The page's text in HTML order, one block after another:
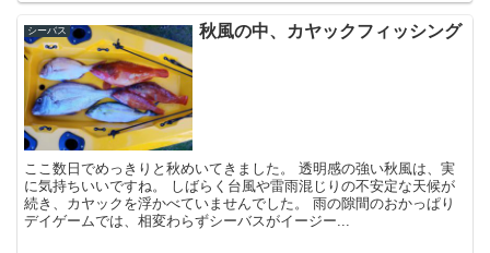
シーバス 秋風の中、カヤックフィッシング
ここ数日でめっきりと秋めいてきました。 透明感の強い秋風は、実
に気持ちいいですね。 しばらく台風や雷雨混じりの不安定な天候が
続き、カヤックを浮かべていませんでした。 雨の隙間のおかっぱり
デイゲームでは、相変わらずシーバスがイージー...